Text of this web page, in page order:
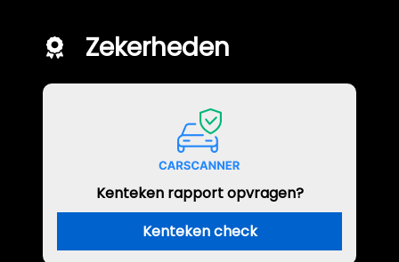
Zekerheden
Kenteken rapport opvragen?
Kenteken check